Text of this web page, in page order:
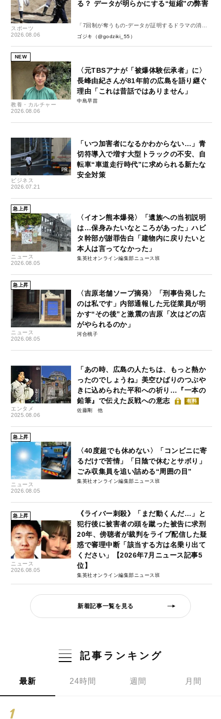
スポーツ
2026.08.06
る？ データが明らかにする“短縮”の弊害
「7回制が奪うもの-データが証明するドラマの消
失-」
ゴジキ（@godziki_55）
NEW
教養・カルチャー
2026.08.06
〈元TBSアナが「被爆体験伝承者」に〉
長峰由紀さんが81年前の広島を語り継ぐ
理由「これは昔話ではありません」
中島早苗
ビジネス
2026.07.21
「いつ加害者になるかわからない…」青
切符導入で増す大型トラックの不安、自
転車“車道走行時代”に求められる新たな
安全対策
急上昇
ニュース
2026.08.05
〈イオン熊本爆発〉「遺族への当初説明
は…保身みたいなところがあった」ハビ
タ幹部が謝罪告白「建物内に戻りたいと
本人は言ってなかった」
集英社オンライン編集部ニュース班
急上昇
ニュース
2026.08.05
〈吉原老舗ソープ摘発〉「刑事告発した
のは私です」内部通報した元従業員が明
かす“その後”と激震の吉原「次はどの店
がやられるのか」
河合桃子
エンタメ
2025.08.06
「あの時、広島の人たちは、もっと熱か
ったのでしょうね」美空ひばりのつぶや
きに込められた平和への祈り…『一本の
鉛筆』で伝えた反戦への意志
有料
佐藤剛
急上昇
ニュース
2026.08.05
〈40度超でも休めない〉「コンビニに寄
るだけで苦情」「日陰で休むとサボり」
ごみ収集員を追い詰める“周囲の目”
集英社オンライン編集部ニュース班
急上昇
ニュース
2026.08.05
《ライバー刺殺》「まだ動くんだ…」と
犯行後に被害者の頭を蹴った被告に求刑
20年、傍聴者が裁判をライブ配信した疑
惑で審理中断「該当する方は名乗り出て
ください」【2026年7月ニュース記事5
位】
集英社オンライン編集部ニュース班
新着記事一覧を見る
記事ランキング
最新 24時間 週間 月間